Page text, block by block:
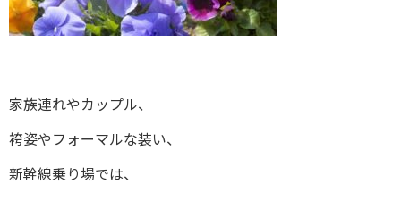
家族連れやカップル、
袴姿やフォーマルな装い、
新幹線乗り場では、